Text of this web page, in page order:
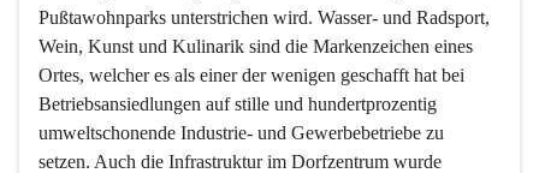
Pußtawohnparks unterstrichen wird. Wasser- und Radsport,
Wein, Kunst und Kulinarik sind die Markenzeichen eines
Ortes, welcher es als einer der wenigen geschafft hat bei
Betriebsansiedlungen auf stille und hundertprozentig
umweltschonende Industrie- und Gewerbebetriebe zu
setzen. Auch die Infrastruktur im Dorfzentrum wurde